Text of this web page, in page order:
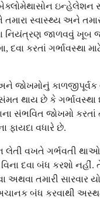
બેક્લોમેથાસોન ઇન્હેલેશન
સ્વાસ્થ્ય અને
નિયંત્રણ જાળવવું ખૂબ
દવા કરતાં ગર્ભાવસ્થા
અને જોખમોનું
સંમત થાય છે કે
સંભવિત જોખમો
ફાયદા વધારે છે.
વખતે ગર્ભવતી થાઓ
વિના દવા બંધ કરશો
અથવા તમારી સારવાર
બંધ કરવાથી